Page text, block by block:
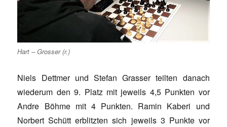
Hart – Grosser (r.)
Niels Dettmer und Stefan Grasser teilten danach
wiederum den 9. Platz mit jeweils 4,5 Punkten vor
Andre Böhme mit 4 Punkten. Ramin Kaberi und
Norbert Schütt erblitzten sich jeweils 3 Punkte vor